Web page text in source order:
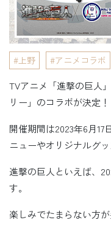
上野 アニメコラボ
TVアニメ「進撃の巨人
リー」のコラボが決定！
開催期間は2023年6月17
ニューやオリジナルグッ
進撃の巨人といえば、
す。
楽しみでたまらない方が